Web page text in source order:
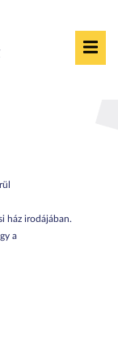
a
ház irodájában.
a